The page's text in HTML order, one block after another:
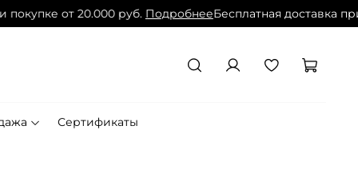
от 20.000 руб.ПодробнееБесплатная доставка
Сертификаты